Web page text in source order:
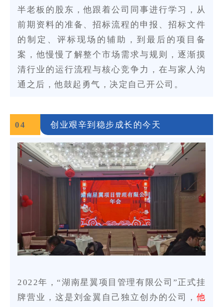
半老板的股东，他跟着公司同事进行学习，从
前期资料的准备、招标流程的申报、招标文件
的制定、评标现场的辅助，到最后的项目备
案，他慢慢了解整个市场需求与规则，逐渐摸
清行业的运行流程与核心竞争力，在与家人沟
通之后，他鼓起勇气，决定自己开公司。
04 创业艰辛到稳步成长的今天
2022年，“湖南星翼项目管理有限公司”正式挂
牌营业，这是刘金翼自己独立创办的公司， 他